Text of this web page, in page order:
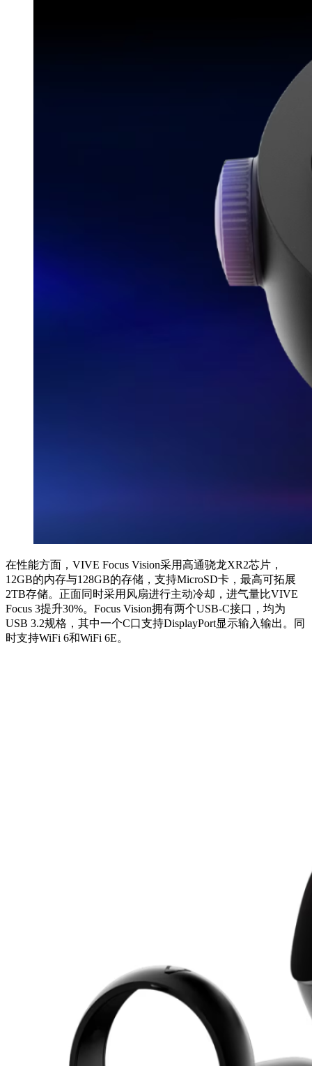
在性能方面，VIVE Focus Vision采用高通骁龙XR2芯片，
12GB的内存与128GB的存储，支持MicroSD卡，最高可拓展
2TB存储。正面同时采用风扇进行主动冷却，进气量比VIVE
Focus 3提升30%。Focus Vision拥有两个USB-C接口，均为
USB 3.2规格，其中一个C口支持DisplayPort显示输入输出。同
时支持WiFi 6和WiFi 6E。